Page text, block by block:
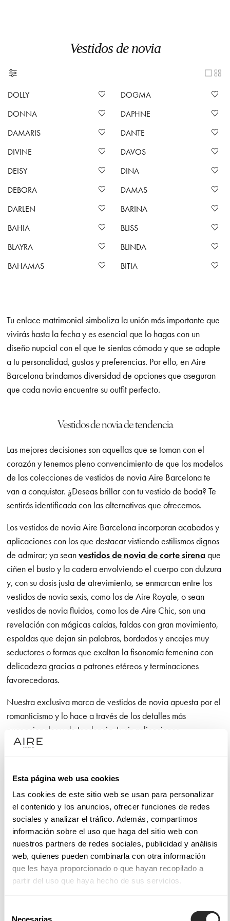
Esta página web usa cookies
Las cookies de este sitio web se usan para personalizar
el contenido y los anuncios, ofrecer funciones de redes
sociales y analizar el tráfico. Además, compartimos
información sobre el uso que haga del sitio web con
nuestros partners de redes sociales, publicidad y análisis
web, quienes pueden combinarla con otra información
que les haya proporcionado o que hayan recopilado a
partir del uso que haya hecho de sus servicios.
Necesarias
Vestidos de novia
DOLLY
DOGMA
DONNA
DAPHNE
DAMARIS
DANTE
DIVINE
DAVOS
DEISY
DINA
DEBORA
DAMAS
DARLEN
BARINA
BAHIA
BLISS
BLAYRA
BLINDA
BAHAMAS
BITIA
Tu enlace matrimonial simboliza la unión más importante que
vivirás hasta la fecha y es esencial que lo hagas con un
diseño nupcial con el que te sientas cómoda y que se adapte
a tu personalidad, gustos y preferencias. Por ello, en Aire
Barcelona brindamos diversidad de opciones que aseguran
que cada novia encuentre su outfit perfecto.
Vestidos de novia de tendencia
Las mejores decisiones son aquellas que se toman con el
corazón y tenemos pleno convencimiento de que los modelos
de las colecciones de vestidos de novia Aire Barcelona te
van a conquistar. ¿Deseas brillar con tu vestido de boda? Te
sentirás identificada con las alternativas que ofrecemos.
Los vestidos de novia Aire Barcelona incorporan acabados y
aplicaciones con los que destacar vistiendo estilismos dignos
de admirar; ya seanvestidos de novia de corte sirenaque
ciñen el busto y la cadera envolviendo el cuerpo con dulzura
y, con su dosis justa de atrevimiento, se enmarcan entre los
vestidos de novia sexis, como los de Aire Royale, o sean
vestidos de novia fluidos, como los de Aire Chic, son una
revelación con mágicas caídas, faldas con gran movimiento,
espaldas que dejan sin palabras, bordados y encajes muy
seductores o formas que exaltan la fisonomía femenina con
delicadeza gracias a patrones etéreos y terminaciones
favorecedoras.
Nuestra exclusiva marca de vestidos de novia apuesta por el
romanticismo y lo hace a través de los detalles más
excepcionales y de tendencia. Lucir aplicaciones
extraordinarias de camino al altar es un lujo. No olvidamos el
nobles que utilizamos en cada modelo y que son un gusto
para la vista y para el tacto.
Sucumbirás con la línea de vestidos de alta costura Aire
Atelier si tus máximas son calidad y moda. Sentirás
admiración por los modelos Aire Barcelona, que funden la
elegancia con la sensualidad, dando lugar a confecciones
muy femeninas con las que celebrar el amor. Y te gustarán los
enfundada en un vestido de novia sencillo en apariencia,